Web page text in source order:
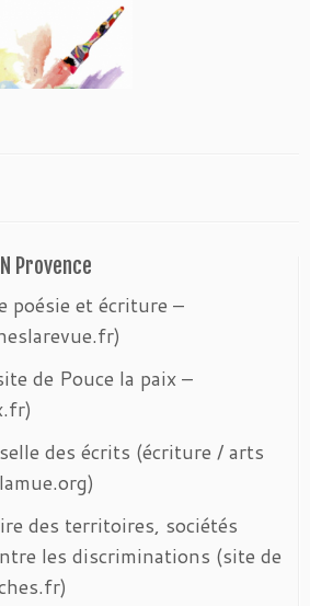
Provence
poésie et écriture –
de Pouce la paix –
des écrits (écriture / arts
des territoires, sociétés
les discriminations (site de